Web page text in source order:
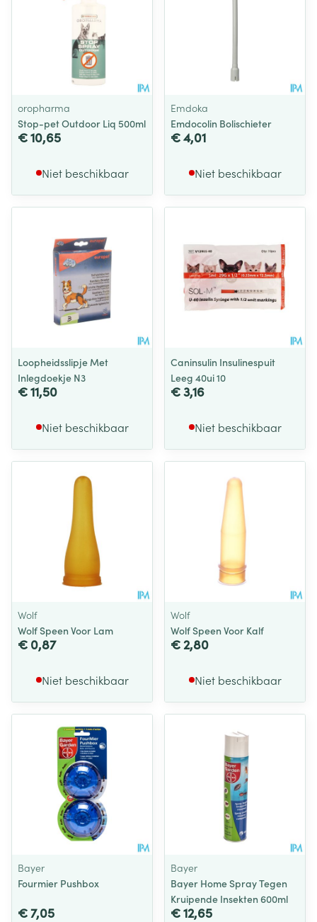
oropharma
Stop-pet Outdoor Liq 500ml
€ 10,65
Niet beschikbaar
Emdoka
Emdocolin Bolischieter
€ 4,01
Niet beschikbaar
Loopheidsslipje Met
Inlegdoekje N3
€ 11,50
Niet beschikbaar
Caninsulin Insulinespuit
Leeg 40ui 10
€ 3,16
Niet beschikbaar
Wolf
Wolf Speen Voor Lam
€ 0,87
Niet beschikbaar
Wolf
Wolf Speen Voor Kalf
€ 2,80
Niet beschikbaar
Bayer
Fourmier Pushbox
€ 7,05
Bayer
Bayer Home Spray Tegen
Kruipende Insekten 600ml
€ 12,65